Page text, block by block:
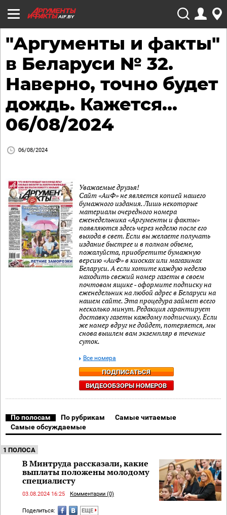
AIF.BY
"Аргументы и факты"
в Беларуси № 32.
Наверно, точно будет
дождь. Кажется...
06/08/2024
06/08/2024
Уважаемые друзья!
Сайт «АиФ» не является копией нашего
бумажного издания. Лишь некоторые
материалы очередного номера
еженедельника «Аргументы и факты»
появляются здесь через неделю после его
выхода в свет. Если вы желаете получать
издание быстрее и в полном объеме,
пожалуйста, приобретите бумажную
версию «АиФ» в киосках или магазинах
Беларуси. А если хотите каждую неделю
находить свежий номер газеты в своем
почтовом ящике - оформите подписку на
еженедельник на любой адрес в Беларуси на
нашем сайте. Эта процедура займет всего
несколько минут. Редакция гарантирует
доставку газеты каждому подписчику. Если
же номер вдруг не дойдет, потеряется, мы
снова вышлем вам экземпляр в течение
суток.
ПОДПИСАТЬСЯ
ВИДЕООБЗОРЫ НОМЕРОВ
Все номера
По полосам По рубрикам
Самые читаемые
Самые обсуждаемые
1 ПОЛОСА
В Минтруда рассказали, какие
выплаты положены молодому
специалисту
03.08.2024 16:25 Комментарии (0)
Поделиться: ЕЩЕ